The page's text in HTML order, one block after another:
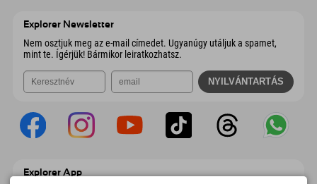
Explorer Newsletter
Nem osztjuk meg az e-mail címedet. Ugyanúgy utáljuk a spamet,
mint te. Ígérjük! Bármikor leiratkozhatsz.
Explorer App